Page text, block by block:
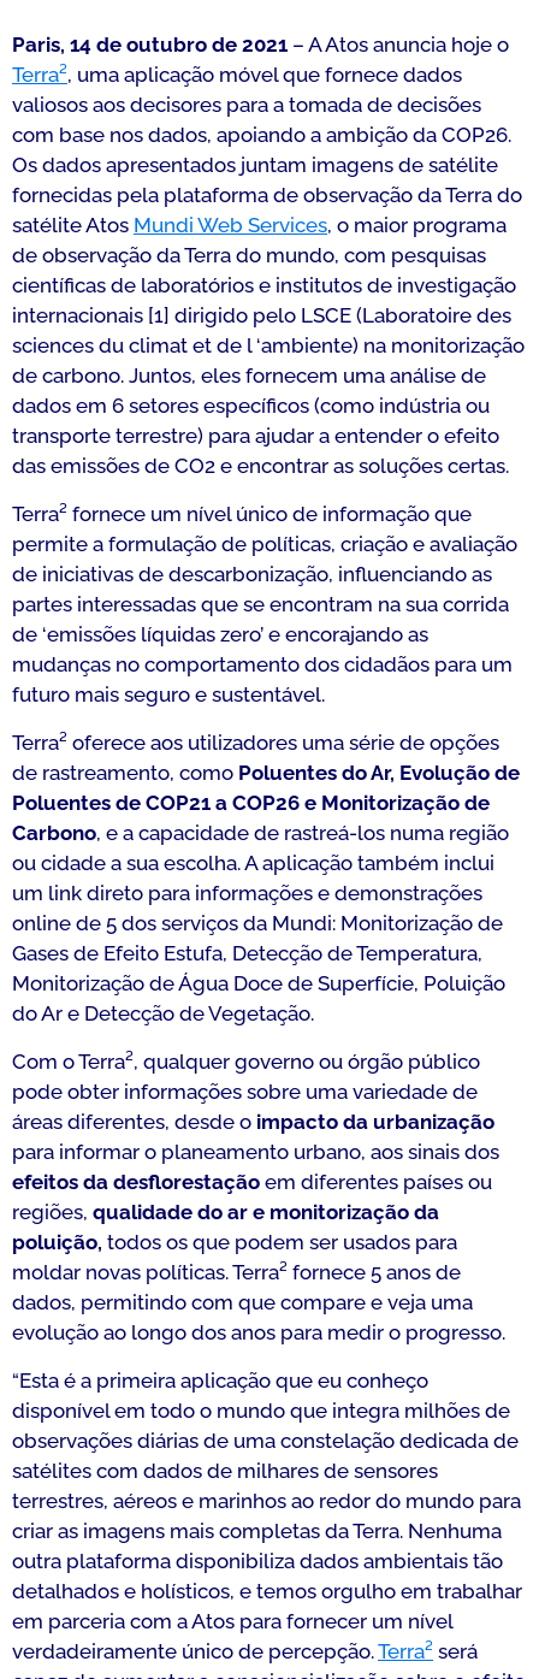
Paris, 14 de outubro de 2021 – A Atos anuncia hoje o
Terra², uma aplicação móvel que fornece dados
valiosos aos decisores para a tomada de decisões
com base nos dados, apoiando a ambição da COP26.
Os dados apresentados juntam imagens de satélite
fornecidas pela plataforma de observação da Terra do
satélite Atos Mundi Web Services, o maior programa
de observação da Terra do mundo, com pesquisas
científicas de laboratórios e institutos de investigação
internacionais [1] dirigido pelo LSCE (Laboratoire des
sciences du climat et de l ‘ambiente) na monitorização
de carbono. Juntos, eles fornecem uma análise de
dados em 6 setores específicos (como indústria ou
transporte terrestre) para ajudar a entender o efeito
das emissões de CO2 e encontrar as soluções certas.
Terra² fornece um nível único de informação que
permite a formulação de políticas, criação e avaliação
de iniciativas de descarbonização, influenciando as
partes interessadas que se encontram na sua corrida
de ‘emissões líquidas zero’ e encorajando as
mudanças no comportamento dos cidadãos para um
futuro mais seguro e sustentável.
Terra² oferece aos utilizadores uma série de opções
de rastreamento, como Poluentes do Ar, Evolução de
Poluentes de COP21 a COP26 e Monitorização de
Carbono, e a capacidade de rastreá-los numa região
ou cidade a sua escolha. A aplicação também inclui
um link direto para informações e demonstrações
online de 5 dos serviços da Mundi: Monitorização de
Gases de Efeito Estufa, Detecção de Temperatura,
Monitorização de Água Doce de Superfície, Poluição
do Ar e Detecção de Vegetação.
Com o Terra², qualquer governo ou órgão público
pode obter informações sobre uma variedade de
áreas diferentes, desde o impacto da urbanização
para informar o planeamento urbano, aos sinais dos
efeitos da desflorestação em diferentes países ou
regiões, qualidade do ar e monitorização da
poluição, todos os que podem ser usados ​​para
moldar novas políticas. Terra² fornece 5 anos de
dados, permitindo com que compare e veja uma
evolução ao longo dos anos para medir o progresso.
“Esta é a primeira aplicação que eu conheço
disponível em todo o mundo que integra milhões de
observações diárias de uma constelação dedicada de
satélites com dados de milhares de sensores
terrestres, aéreos e marinhos ao redor do mundo para
criar as imagens mais completas da Terra. Nenhuma
outra plataforma disponibiliza dados ambientais tão
detalhados e holísticos, e temos orgulho em trabalhar
em parceria com a Atos para fornecer um nível
verdadeiramente único de percepção.Terra² será